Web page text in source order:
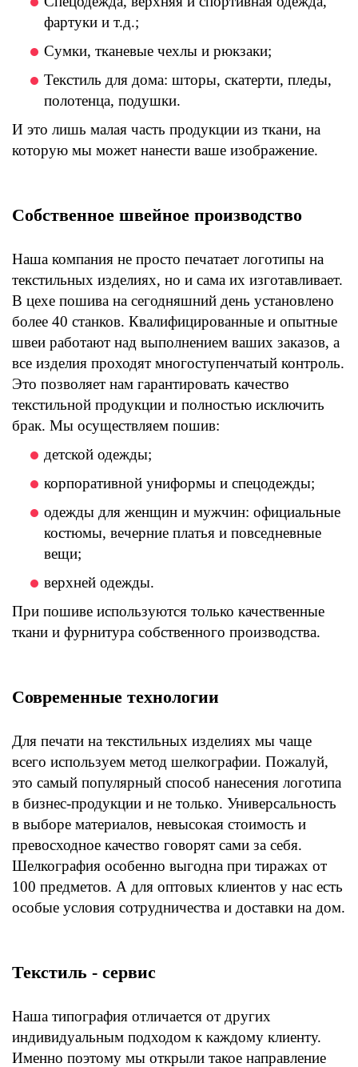
фартуки и т.д.;
Сумки, тканевые чехлы и рюкзаки;
Текстиль для дома: шторы, скатерти, пледы,
полотенца, подушки.
И это лишь малая часть продукции из ткани, на
которую мы может нанести ваше изображение.
Собственное швейное производство
Наша компания не просто печатает логотипы на
текстильных изделиях, но и сама их изготавливает.
В цехе пошива на сегодняшний день установлено
более 40 станков. Квалифицированные и опытные
швеи работают над выполнением ваших заказов, а
все изделия проходят многоступенчатый контроль.
Это позволяет нам гарантировать качество
текстильной продукции и полностью исключить
брак. Мы осуществляем пошив:
детской одежды;
корпоративной униформы и спецодежды;
одежды для женщин и мужчин: официальные
костюмы, вечерние платья и повседневные
вещи;
верхней одежды.
При пошиве используются только качественные
ткани и фурнитура собственного производства.
Современные технологии
Для печати на текстильных изделиях мы чаще
всего используем метод шелкографии. Пожалуй,
это самый популярный способ нанесения логотипа
в бизнес-продукции и не только. Универсальность
в выборе материалов, невысокая стоимость и
превосходное качество говорят сами за себя.
Шелкография особенно выгодна при тиражах от
100 предметов. А для оптовых клиентов у нас есть
особые условия сотрудничества и доставки на дом.
Текстиль - сервис
Наша типография отличается от других
индивидуальным подходом к каждому клиенту.
Именно поэтому мы открыли такое направление